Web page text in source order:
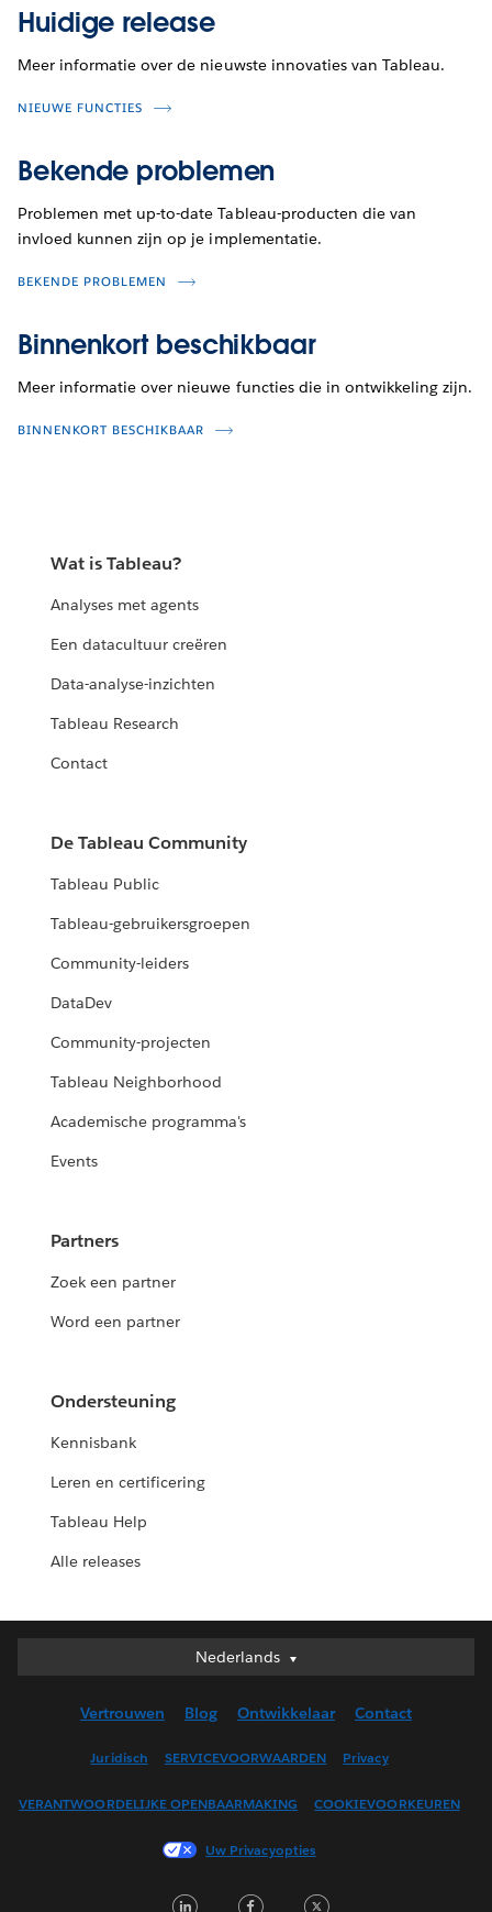
Huidige release
Meer informatie over de nieuwste innovaties van Tableau.
NIEUWE FUNCTIES
Bekende problemen
Problemen met up-to-date Tableau-producten die van
invloed kunnen zijn op je implementatie.
BEKENDE PROBLEMEN
Binnenkort beschikbaar
Meer informatie over nieuwe functies die in ontwikkeling zijn.
BINNENKORT BESCHIKBAAR
Wat is Tableau?
Analyses met agents
Een datacultuur creëren
Data-analyse-inzichten
Tableau Research
Contact
De Tableau Community
Tableau Public
Tableau-gebruikersgroepen
Community-leiders
DataDev
Community-projecten
Tableau Neighborhood
Academische programma's
Events
Partners
Zoek een partner
Word een partner
Ondersteuning
Kennisbank
Leren en certificering
Tableau Help
Alle releases
Nederlands
Nederlands
English (UK)
Français (Canada)
Français (France)
日本語
Vertrouwen Blog Ontwikkelaar Contact
Juridisch SERVICEVOORWAARDEN Privacy
VERANTWOORDELIJKE OPENBAARMAKING COOKIEVOORKEUREN
Uw Privacyopties
LinkedInFacebook